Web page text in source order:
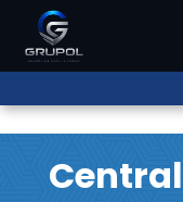
Central